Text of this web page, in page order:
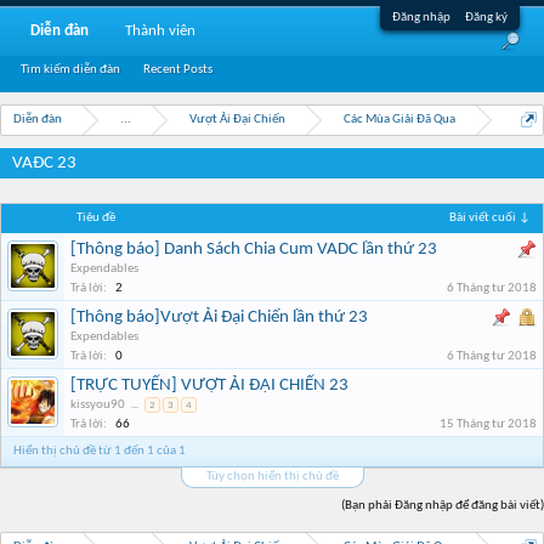
Đăng nhập Đăng ký
Diễn đàn ... Vượt Ải Đại Chiến Các Mùa Giải Đã Qua
VAĐC 23
Tiêu đề Bài viết cuối ↓
[Thông báo] Danh Sách Chia Cum VADC lần thứ 23
Expendables
Trả lời:
2 6 Tháng tư 2018
[Thông báo]Vượt Ải Đại Chiến lần thứ 23
Expendables
Trả lời:
0 6 Tháng tư 2018
[TRỰC TUYẾN] VƯỢT ẢI ĐẠI CHIẾN 23
kissyou90 ... 2 3 4
Trả lời: 66
15 Tháng tư 2018
Hiển thị chủ đề từ 1 đến 1 của 1
Tùy chọn hiển thị chủ đề
(Bạn phải Đăng nhập để đăng bài viết)
Diễn đàn
Tìm kiếm diễn đàn Recent Posts
Thành viên